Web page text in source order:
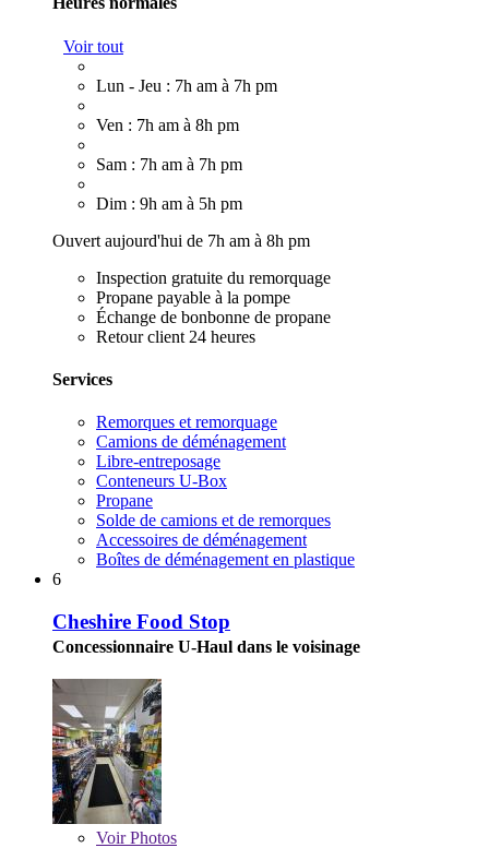
Voir tout
Lun - Jeu : 7h am à 7h pm
Ven : 7h am à 8h pm
Sam : 7h am à 7h pm
Dim : 9h am à 5h pm
Ouvert aujourd'hui de 7h am à 8h pm
Inspection gratuite du remorquage
Propane payable à la pompe
Échange de bonbonne de propane
Retour client 24 heures
Services
Remorques et remorquage
Camions de déménagement
Libre-entreposage
Conteneurs U-Box
Propane
Solde de camions et de remorques
Accessoires de déménagement
Boîtes de déménagement en plastique
6
Cheshire Food Stop
Concessionnaire U-Haul dans le voisinage
VoirPhotos